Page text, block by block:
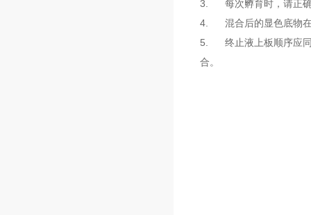
3. 每次孵育时，请正确
4. 混合后的显色底物在
5. 终止液上板顺序应同
合。